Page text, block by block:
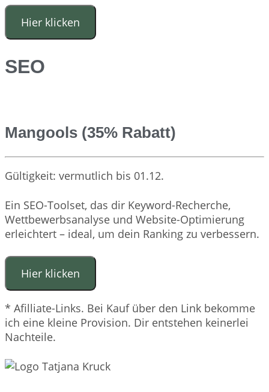
Hier klicken
SEO
Mangools (35% Rabatt)
Gültigkeit: vermutlich bis 01.12.
Ein SEO-Toolset, das dir Keyword-Recherche,
Wettbewerbsanalyse und Website-Optimierung
erleichtert – ideal, um dein Ranking zu verbessern.
Hier klicken
* Afilliate-Links. Bei Kauf über den Link bekomme
ich eine kleine Provision. Dir entstehen keinerlei
Nachteile.